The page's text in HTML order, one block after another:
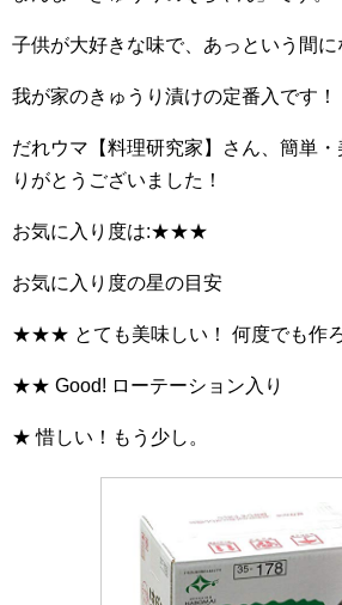
子供が大好きな味で、あっという間に
我が家のきゅうり漬けの定番入です！
だれウマ【料理研究家】さん、簡単
りがとうございました！
お気に入り度は:★★★
お気に入り度の星の目安
★★★ とても美味しい！ 何度でも作ろ
★★ Good! ローテーション入り
★ 惜しい！もう少し。